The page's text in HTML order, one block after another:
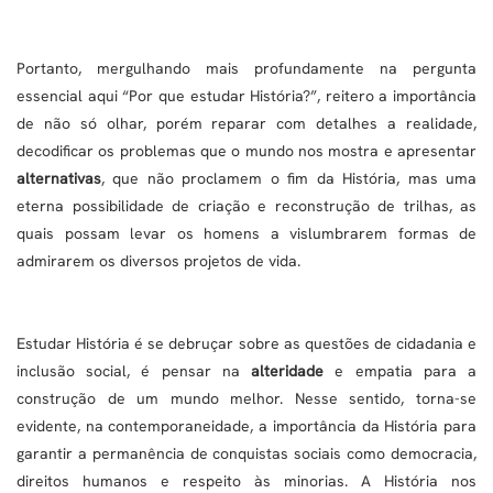
Portanto, mergulhando mais profundamente na pergunta
essencial aqui “Por que estudar História?”, reitero a importância
de não só olhar, porém reparar com detalhes a realidade,
decodificar os problemas que o mundo nos mostra e apresentar
alternativas, que não proclamem o fim da História, mas uma
eterna possibilidade de criação e reconstrução de trilhas, as
quais possam levar os homens a vislumbrarem formas de
admirarem os diversos projetos de vida.
Estudar História é se debruçar sobre as questões de cidadania e
inclusão social, é pensar naalteridade e empatia para a
construção de um mundo melhor. Nesse sentido, torna-se
evidente, na contemporaneidade, a importância da História para
garantir a permanência de conquistas sociais como democracia,
direitos humanos e respeito às minorias. A História nos